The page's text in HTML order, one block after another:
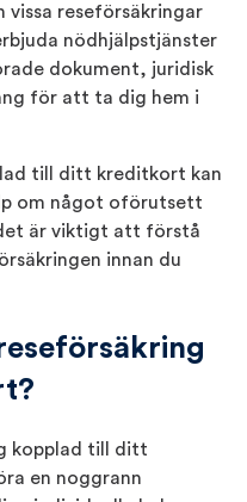
vissa reseförsäkringar
nödhjälpstjänster
dokument, juridisk
för att ta dig hem i
till ditt kreditkort kan
om något oförutsett
är viktigt att förstå
innan du
kopplad till ditt
en noggrann